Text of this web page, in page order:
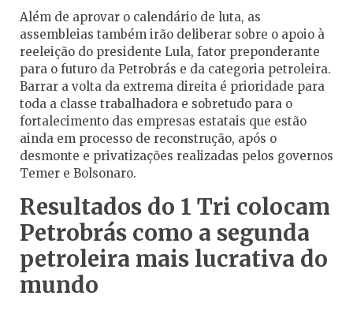
Além de aprovar o calendário de luta, as
assembleias também irão deliberar sobre o apoio à
reeleição do presidente Lula, fator preponderante
para o futuro da Petrobrás e da categoria petroleira.
Barrar a volta da extrema direita é prioridade para
toda a classe trabalhadora e sobretudo para o
fortalecimento das empresas estatais que estão
ainda em processo de reconstrução, após o
desmonte e privatizações realizadas pelos governos
Temer e Bolsonaro.
Resultados do 1 Tri colocam
Petrobrás como a segunda
petroleira mais lucrativa do
mundo